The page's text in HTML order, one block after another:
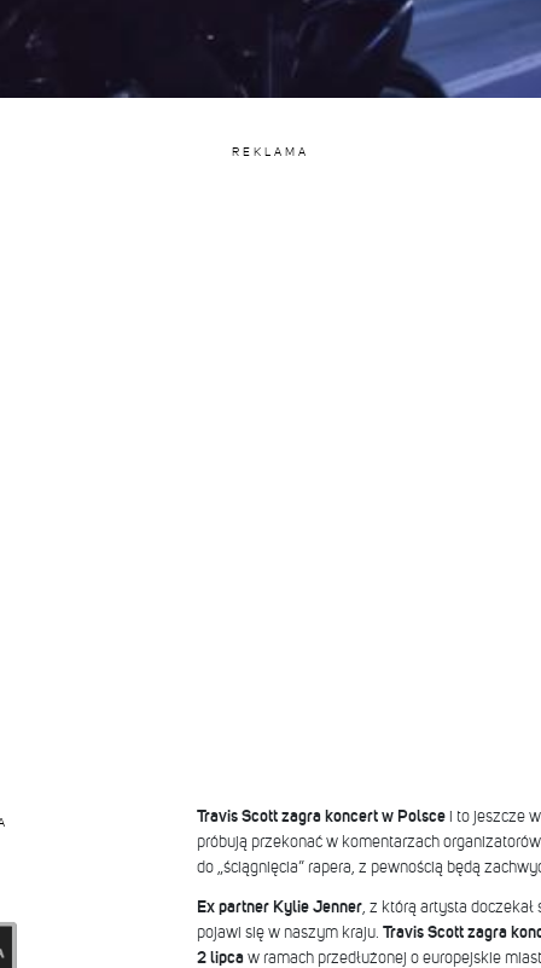
REKLAMA
Travis Scott zagra koncert w Polscei to jeszcze
próbują przekonać w komentarzach
do „ściągnięcia” rapera, z pewnością będą
Ex partner Kylie Jenner, z którą artysta
pojawi się w naszym kraju. Travis Scott zagra
2 lipca w ramach przedłużonej o europejskie